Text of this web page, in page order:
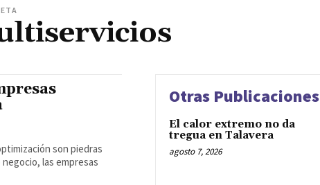
son piedras
las empresas
Otras Publicaciones
El calor extremo no da
tregua en Talavera
agosto 7, 2026